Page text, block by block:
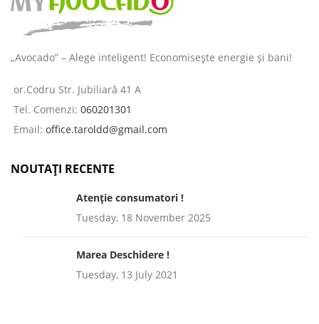
„Avocado” – Alege inteligent! Economisește energie și bani!
or.Codru Str. Jubiliară 41 A
Tel. Comenzi: 060201301
Email: office.taroldd@gmail.com
NOUTAȚI RECENTE
Atenție consumatori !
Tuesday, 18 November 2025
Marea Deschidere !
Tuesday, 13 July 2021